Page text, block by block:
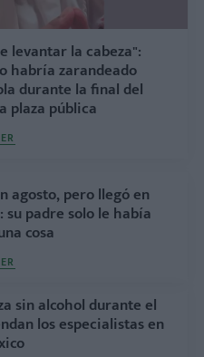
levantar la cabeza":
habría zarandeado
durante la final del
plaza pública
agosto, pero llegó en
padre solo le había
cosa
sin alcohol durante el
los especialistas en